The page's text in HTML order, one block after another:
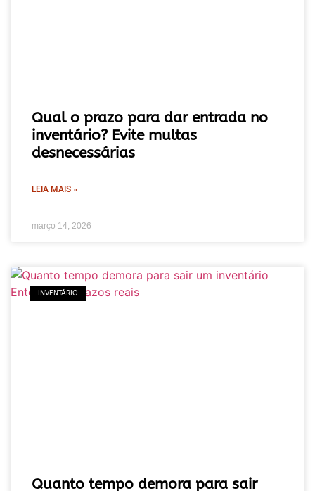
Qual o prazo para dar entrada no
inventário? Evite multas
desnecessárias
LEIA MAIS »
março 14, 2026
INVENTÁRIO
Quanto tempo demora para sair